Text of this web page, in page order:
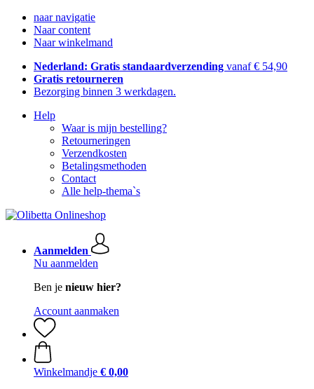
naar navigatie
Naar content
Naar winkelmand
Nederland: Gratis standaardverzending vanaf € 54,90
Gratis retourneren
Bezorging binnen 3 werkdagen.
Help
Waar is mijn bestelling?
Retourneringen
Verzendkosten
Betalingsmethoden
Contact
Alle help-thema`s
Aanmelden
Nu aanmelden
Ben je nieuw hier?
Account aanmaken
Winkelmandje € 0,00